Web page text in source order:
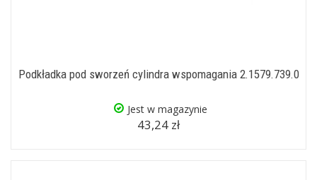
Podkładka pod sworzeń cylindra wspomagania 2.1579.739.0
Jest w magazynie
43,24 zł